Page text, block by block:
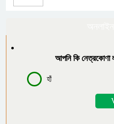
মাঝে
হালট
আপনি কি নেত্রকোণা
হাঁ